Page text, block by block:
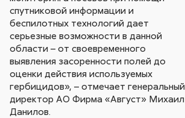
спутниковой информации и
беспилотных технологий дает
серьезные возможности в данной
области – от своевременного
выявления засоренности полей до
оценки действия используемых
гербицидов», – отмечает генеральный
директор АО Фирма «Август» Михаил
Данилов.